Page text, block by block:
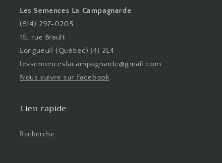
Les Semences La Campagnarde
(514) 297-0205
15, rue Brault
Longueuil (Québec) J4J 2L4
lessemenceslacampagnarde@gmail.com
Nous suivre sur Facebook
Lien rapide
Recherche